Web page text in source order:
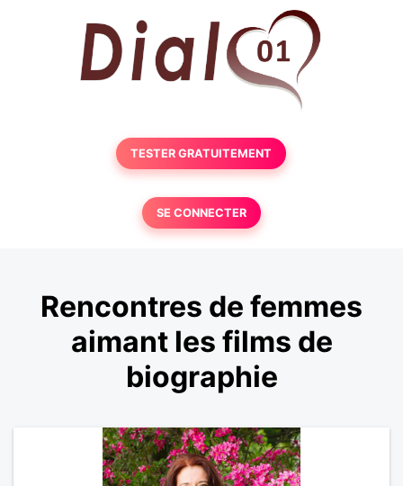
TESTER GRATUITEMENT
SE CONNECTER
Rencontres de femmes
aimant les films de
biographie